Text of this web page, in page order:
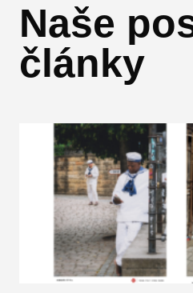
Naše
články